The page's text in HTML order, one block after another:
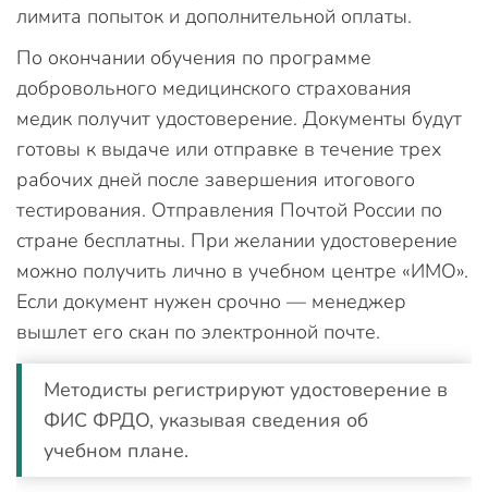
лимита попыток и дополнительной оплаты.
По окончании обучения по программе
добровольного медицинского страхования
медик получит удостоверение. Документы будут
готовы к выдаче или отправке в течение трех
рабочих дней после завершения итогового
тестирования. Отправления Почтой России по
стране бесплатны. При желании удостоверение
можно получить лично в учебном центре «ИМО».
Если документ нужен срочно — менеджер
вышлет его скан по электронной почте.
Методисты регистрируют удостоверение в
ФИС ФРДО, указывая сведения об
учебном плане.